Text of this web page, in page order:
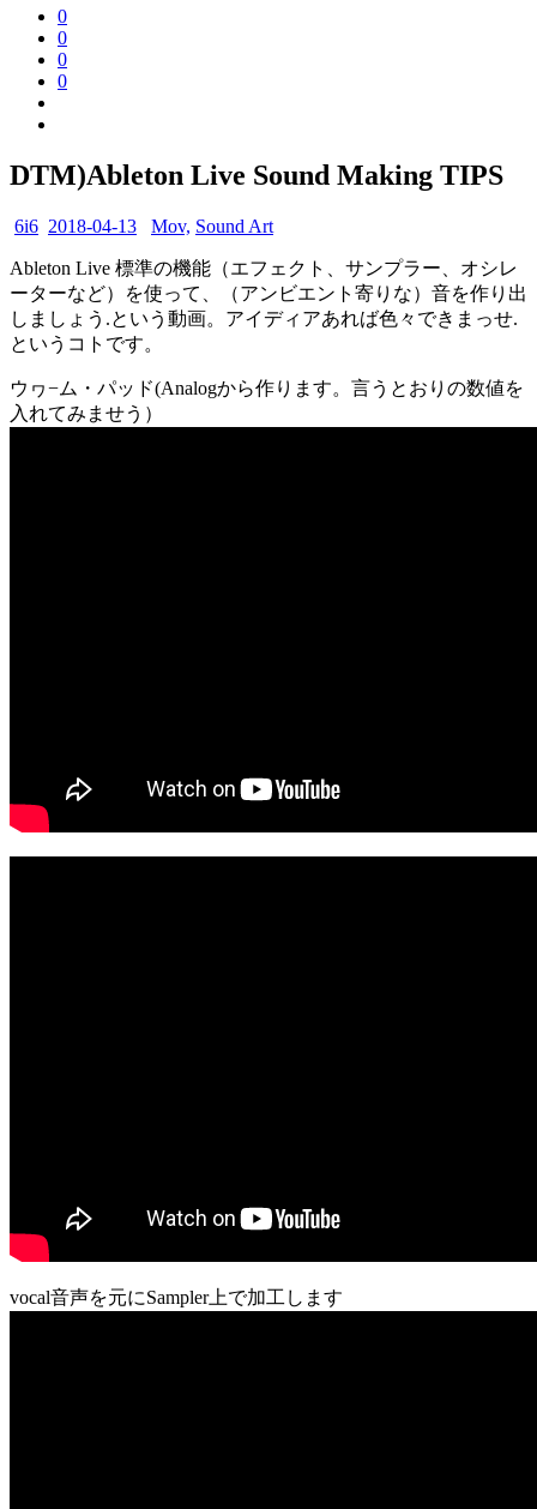
0
0
0
0
DTM)Ableton Live Sound Making TIPS
6i6 2018-04-13 Mov, Sound Art
Ableton Live 標準の機能（エフェクト、サンプラー、オシレ
ーターなど）を使って、（アンビエント寄りな）音を作り出
しましょう.という動画。アイディアあれば色々できまっせ.
というコトです。
ウヮ−ム・パッド(Analogから作ります。言うとおりの数値を
入れてみませう）
vocal音声を元にSampler上で加工します